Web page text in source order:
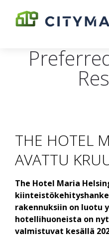
THE HOTEL
AVATTU
The Hotel Maria
rakennuksiin on luotu
hotellihuoneista on
valmistuvat kesällä